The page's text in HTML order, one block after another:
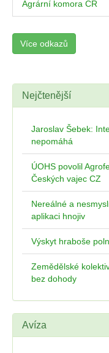
Agrární komora ČR
Více odkazů
Nejčtenější
Jaroslav Šebek:
nepomáhá
ÚOHS povolil
Českých vajec CZ
Nereálné a
aplikaci hnojiv
Výskyt hraboše
Zemědělské
bez dohody
Avíza